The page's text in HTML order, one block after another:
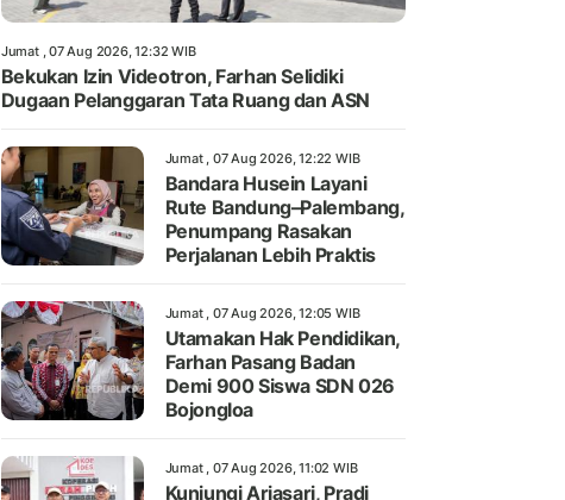
Jumat , 07 Aug 2026, 12:32 WIB
Bekukan Izin Videotron, Farhan Selidiki
Dugaan Pelanggaran Tata Ruang dan ASN
Jumat , 07 Aug 2026, 12:22 WIB
Bandara Husein Layani
Rute Bandung–Palembang,
Penumpang Rasakan
Perjalanan Lebih Praktis
Jumat , 07 Aug 2026, 12:05 WIB
Utamakan Hak Pendidikan,
Farhan Pasang Badan
Demi 900 Siswa SDN 026
Bojongloa
Jumat , 07 Aug 2026, 11:02 WIB
Kunjungi Arjasari, Pradi